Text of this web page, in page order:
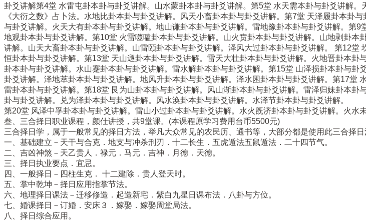
卦爻讲解第4堂 水雷屯卦本卦与卦爻讲解。山水蒙卦本卦与卦爻讲解。第5堂 水天需本卦与卦爻讲解
《大衍之数》占卜法。水地比卦本卦与卦爻讲解。风天小畜卦本卦与卦爻讲解。第7堂 天泽履卦本卦
与卦爻讲解。火天大有卦本卦与卦爻讲解。地山谦卦本卦与卦爻讲解。雷地豫卦本卦与卦爻讲解。第
地观卦本卦与卦爻讲解。第10堂 火雷噬嗑卦本卦与卦爻讲解。山火贲卦本卦与卦爻讲解。山地剥卦
讲解。山天大畜卦本卦与卦爻讲解。山雷颐卦本卦与卦爻讲解。泽风大过卦本卦与卦爻讲解。 第12
恒卦本卦与卦爻讲解。第13堂 天山遯卦本卦与卦爻讲解。雷天大壮卦本卦与卦爻讲解。火地晋卦本
卦本卦与卦爻讲解。水山蹇卦本卦与卦爻讲解。雷水解卦本卦与卦爻讲解。第15堂 山泽损卦本卦与
卦爻讲解。泽地萃卦本卦与卦爻讲解。地风升卦本卦与卦爻讲解。泽水困卦本卦与卦爻讲解。第17堂
雷卦本卦与卦爻讲解。第18堂 艮为山卦本卦与卦爻讲解。风山渐卦本卦与卦爻讲解。雷泽归妹卦本
卦与卦爻讲解。兑为泽卦本卦与卦爻讲解。风水涣卦本卦与卦爻讲解。水泽节卦本卦与卦爻讲解。
第20堂 风泽中孚卦本卦与卦爻讲解。雷山小过卦本卦与卦爻讲解。水火旣济卦本卦与卦爻讲解。火水
叁、三合择日职业课程，颜仕讲授，共9堂课。(本课程原学习费用台币5500元)
三合择日学，属于一般常见的择日方法，举凡大众常见的农民历、通书等，大部分都是使用此三合择日
一、基础建立－天干与合克．地支与冲杀刑刃．十二长生．五虎遁法五鼠遁法．二十四节气。
二、吉凶神煞－天乙贵人．禄元．马元．吉神．月德．天德。
三、择日执业要点．宜忌。
四、一般择日－四柱生克． 十二建除．贵人登天时。
五、掌中乾坤－择日应用指掌节法。
六、地理择日课法－迁移修造．起造新宅．紫白九星日课布法．八卦与方位。
七、婚课择日－订婚．安床３．嫁娶．嫁娶周堂局法。
八、择日综合应用。